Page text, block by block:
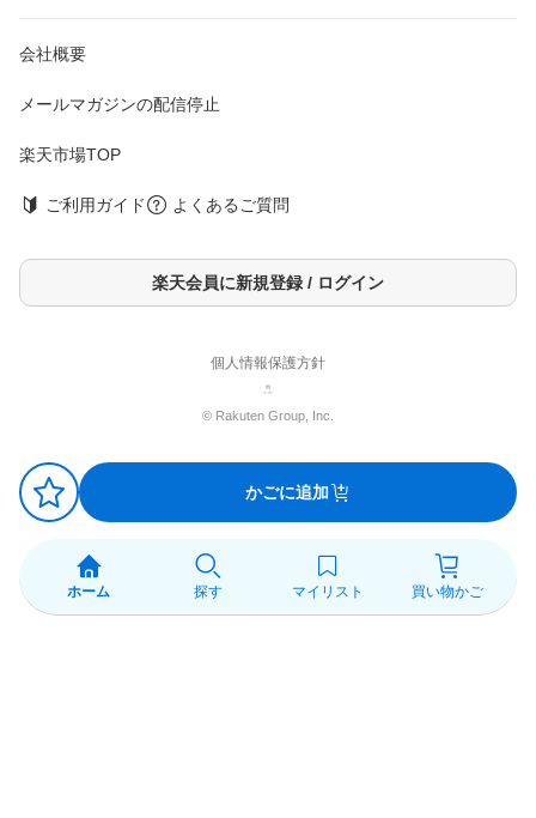
会社概要
メールマガジンの配信停止
楽天市場TOP
ご利用ガイド よくあるご質問
楽天会員に新規登録 / ログイン
個人情報保護方針
© Rakuten Group, Inc.
かごに追加
ホーム 探す マイリスト 買い物かご